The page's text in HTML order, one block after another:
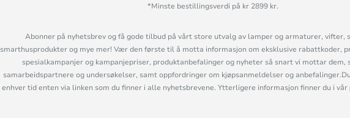
*Minste bestillingsverdi på kr 2899 kr.
Abonner på nyhetsbrev og få gode tilbud på vårt store utvalg av lamper og armaturer, vifter,
smarthusprodukter og mye mer! Vær den første til å motta informasjon om eksklusive rabattkoder,
spesialkampanjer og kampanjepriser, produktanbefalinger og nyheter så snart vi mottar dem,
samarbeidspartnere og undersøkelser, samt oppfordringer om kjøpsanmeldelser og
enhver tid enten via linken som du finner i alle nyhetsbrevene. Ytterligere informasjon finner du i vår